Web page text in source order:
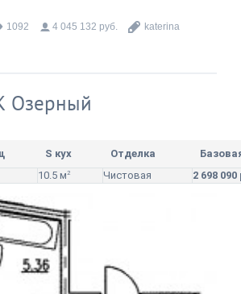
1092 4 045 132 руб.
katerina
Озерный
S кух Отделка
10.5 м2 Чистовая 2 698 090